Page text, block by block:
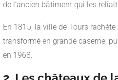
de l’ancien bâtiment qui les
En 1815, la ville de Tours
transformé en grande caserne,
en 1968.